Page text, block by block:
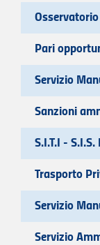
Pari
Servizio
Sanzioni
S.I.T.I -
Trasporto
Servizio
Servizio